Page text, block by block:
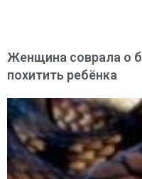
Женщина соврала о
похитить ребёнка